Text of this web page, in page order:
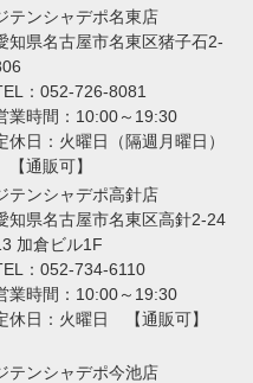
テンシャデポ名東店
知県名古屋市名東区猪子石2-
：052-726-8081
業時間：10:00～19:30
休日：火曜日（隔週月曜日）
【通販可】
テンシャデポ高針店
知県名古屋市名東区高針2-24
加倉ビル1F
：052-734-6110
業時間：10:00～19:30
休日：火曜日 【通販可】
テンシャデポ今池店